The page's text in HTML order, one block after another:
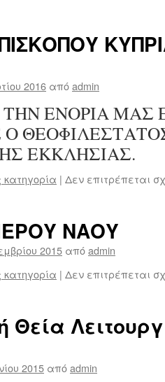
2016 απόadmin
ΕΝΟΡΙΑ ΜΑΣ
Ο
ΕΚΚΛΗΣΙΑΣ.
κατηγορία | Δεν επιτρέπεται
ΝΑΟΥ
2015 απόadmin
κατηγορία | Δεν επιτρέπεται
Θεία
2015 απόadmin